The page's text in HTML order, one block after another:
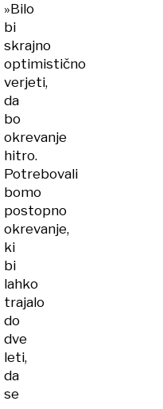
»Bilo
bi
skrajno
optimistično
verjeti,
da
bo
okrevanje
hitro.
Potrebovali
bomo
postopno
okrevanje,
ki
bi
lahko
trajalo
do
dve
leti,
da
se